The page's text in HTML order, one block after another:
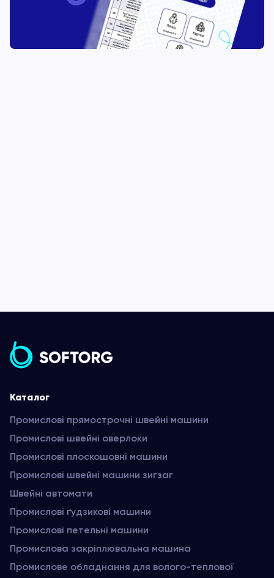
Каталог
Промислові прямострочні швейні машини
Промислові швейні оверлоки
Промислові плоскошовні машини
Промислові швейні машини зигзаг
Швейні автомати
Промислові ґудзикові машини
Промислові петельні машини
Промислова закріплювальна машина
Промислове обладнання для волого-теплової